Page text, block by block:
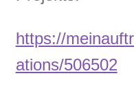
Bewohner/innen
BewohnerInnen
https://
ations/506502